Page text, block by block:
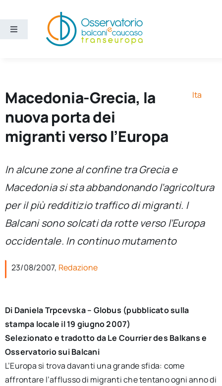
contenuto
Toggle
Ricerca e divulgazione
Chi siamo
Cerca
per:
Macedonia-Grecia, la
nuova porta dei
migranti verso l’Europa
Ita
In alcune zone al confine tra Grecia e
Macedonia si sta abbandonando l’agricoltura
per il più redditizio traffico di migranti. I
Balcani sono solcati da rotte verso l’Europa
occidentale. In continuo mutamento
23/08/2007, Redazione
Di Daniela Trpcevska – Globus (pubblicato sulla
stampa locale il 19 giugno 2007)
Selezionato e tradotto da Le Courrier des Balkans e
Osservatorio sui Balcani
L’Europa si trova davanti una grande sfida: come
affrontare l’afflusso di migranti che tentano ogni anno di